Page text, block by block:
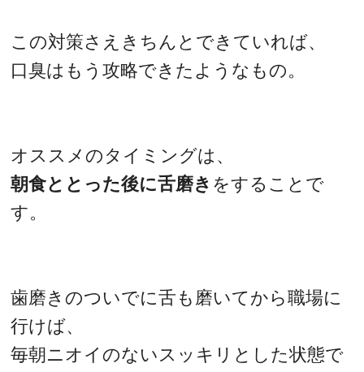
この対策さえきちんとできていれば、
口臭はもう攻略できたようなもの。
オススメのタイミングは、
朝食ととった後に舌磨き をすることで
す。
歯磨きのついでに舌も磨いてから職場に
行けば、
毎朝ニオイのないスッキリとした状態で